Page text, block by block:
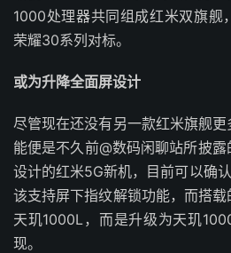
1000处理器共同组成红米双旗舰
荣耀30系列对标。
或为升降全面屏设计
尽管现在还没有另一款红米旗舰
能便是不久前@数码闲聊站所披
设计的红米5G新机，目前可以确
该支持屏下指纹解锁功能，而搭
天玑1000L，而是升级为天玑
现。